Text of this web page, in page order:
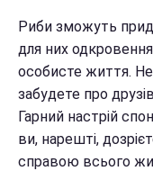
Риби зможуть
для них
особисте життя. Не
забудете про
Гарний настрій
ви, нарешті,
справою всього